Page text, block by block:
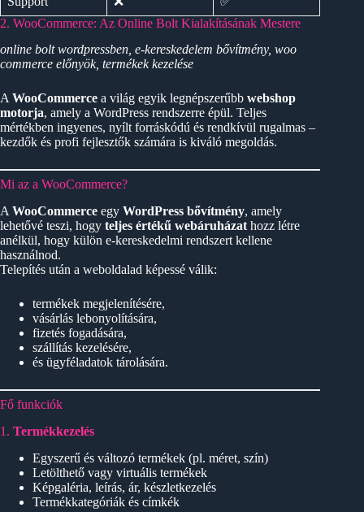
2. WooCommerce: Az Online Bolt Kialakításának Mestere
online bolt wordpressben, e-kereskedelem bővítmény, woo
commerce előnyök, termékek kezelése
A WooCommerce a világ egyik legnépszerűbb webshop
motorja, amely a WordPress rendszerre épül. Teljes
mértékben ingyenes, nyílt forráskódú és rendkívül rugalmas –
kezdők és profi fejlesztők számára is kiváló megoldás.
Mi az a WooCommerce?
A WooCommerce egy WordPress bővítmény, amely
lehetővé teszi, hogy teljes értékű webáruházat hozz létre
anélkül, hogy külön e-kereskedelmi rendszert kellene
használnod.
Telepítés után a weboldalad képessé válik:
termékek megjelenítésére,
vásárlás lebonyolítására,
fizetés fogadására,
szállítás kezelésére,
és ügyféladatok tárolására.
Fő funkciók
1. Termékkezelés
Egyszerű és változó termékek (pl. méret, szín)
Letölthető vagy virtuális termékek
Képgaléria, leírás, ár, készletkezelés
Termékkategóriák és címkék